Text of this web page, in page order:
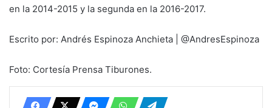
en la 2014-2015 y la segunda en la 2016-2017.
Escrito por: Andrés Espinoza Anchieta | @AndresEspinoza
Foto: Cortesía Prensa Tiburones.